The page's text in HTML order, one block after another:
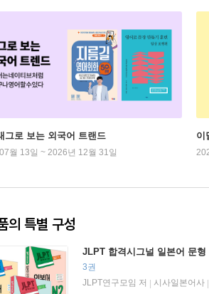
그로 보는 외국어 트랜드
월 13일 ~ 2026년 12월 31일
이
의 특별 구성
JLPT 합격시그널 일본어 문형
3권
JLPT연구모임 저
시사일본어사